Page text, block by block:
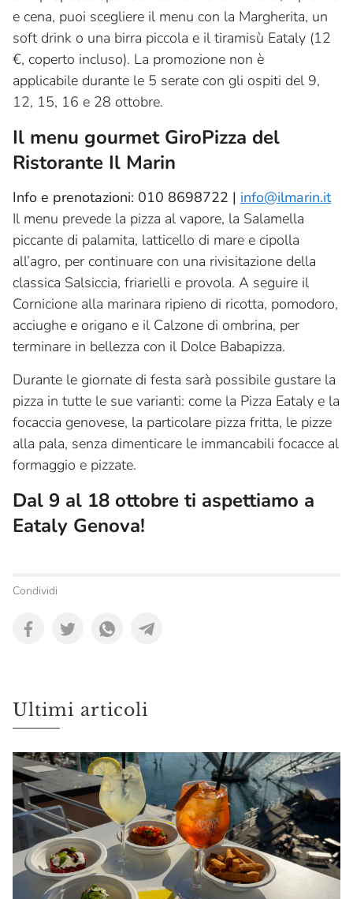
e cena, puoi scegliere il menu con la Margherita, un
soft drink o una birra piccola e il tiramisù Eataly (12
€, coperto incluso). La promozione non è
applicabile durante le 5 serate con gli ospiti del 9,
12, 15, 16 e 28 ottobre.
Il menu gourmet GiroPizza del
Ristorante Il Marin
Info e prenotazioni: 010 8698722 | info@ilmarin.it
Il menu prevede la pizza al vapore, la Salamella
piccante di palamita, latticello di mare e cipolla
all’agro, per continuare con una rivisitazione della
classica Salsiccia, friarielli e provola. A seguire il
Cornicione alla marinara ripieno di ricotta, pomodoro,
acciughe e origano e il Calzone di ombrina, per
terminare in bellezza con il Dolce Babapizza.
Durante le giornate di festa sarà possibile gustare la
pizza in tutte le sue varianti: come la Pizza Eataly e la
focaccia genovese, la particolare pizza fritta, le pizze
alla pala, senza dimenticare le immancabili focacce al
formaggio e pizzate.
Dal 9 al 18 ottobre ti aspettiamo a
Eataly Genova!
Condividi
Ultimi articoli